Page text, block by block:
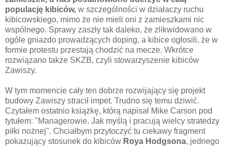
populację kibiców, w szczególności w działaczy ruchu
kibicowskiego, mimo że nie mieli oni z zamieszkami nic
wspólnego. Sprawy zaszły tak daleko, że zlikwidowano w
ogóle gniazdo prowadzących doping, a kibice ogłosili, że w
formie protestu przestają chodzić na mecze. Wkrótce
rozwiązano także SKZB, czyli stowarzyszenie kibiców
Zawiszy.
W tym momencie cały ten dobrze rozwijający się projekt
budowy Zawiszy stracił impet. Trudno się temu dziwić.
Czytałem ostatnio książkę, którą napisał Mike Carson pod
tytułem: "Managerowie. Jak myślą i pracują wielcy stratedzy
piłki nożnej". Chciałbym przytoczyć tu ciekawy fragment
pokazujący stosunek do kibiców Roya Hodgsona, jednego